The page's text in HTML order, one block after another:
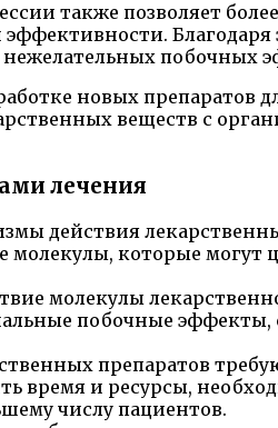
также позволяет
Благодаря
побочных
новых препаратов
веществ с
лечения
действия
молекулы, которые могут
молекулы
побочные эффекты,
препаратов
время и ресурсы,
числу пациентов.